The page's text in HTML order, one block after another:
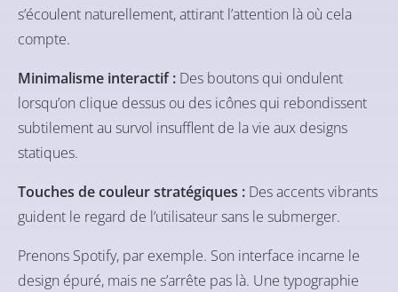
s’écoulent naturellement, attirant l’attention là où cela
compte.
Minimalisme interactif : Des boutons qui ondulent
lorsqu’on clique dessus ou des icônes qui rebondissent
subtilement au survol insufflent de la vie aux designs
statiques.
Touches de couleur stratégiques : Des accents vibrants
guident le regard de l’utilisateur sans le submerger.
Prenons Spotify, par exemple. Son interface incarne le
design épuré, mais ne s’arrête pas là. Une typographie